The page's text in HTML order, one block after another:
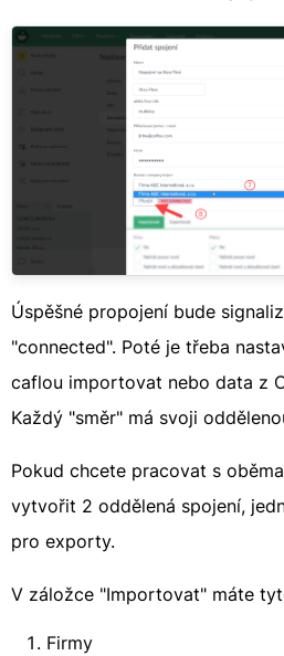
Úspěšné propojení bude
"connected". Poté je třeba
caflou importovat nebo data z
Každý "směr" má svoji
Pokud chcete pracovat s
vytvořit 2 oddělená spojení,
pro exporty.
V záložce "Importovat" máte
Firmy